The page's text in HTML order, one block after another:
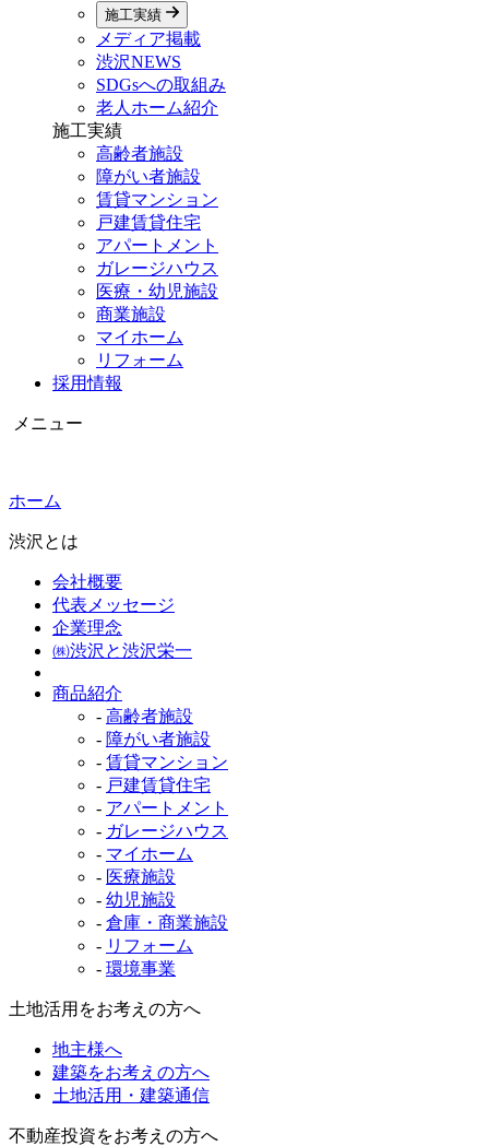
施工実績
メディア掲載
渋沢NEWS
SDGsへの取組み
老人ホーム紹介
施工実績
高齢者施設
障がい者施設
賃貸マンション
戸建賃貸住宅
アパートメント
ガレージハウス
医療・幼児施設
商業施設
マイホーム
リフォーム
採用情報
メニュー
ホーム
渋沢とは
会社概要
代表メッセージ
企業理念
㈱渋沢と渋沢栄一
商品紹介
- 高齢者施設
- 障がい者施設
- 賃貸マンション
- 戸建賃貸住宅
- アパートメント
- ガレージハウス
- マイホーム
- 医療施設
- 幼児施設
- 倉庫・商業施設
- リフォーム
- 環境事業
土地活用をお考えの方へ
地主様へ
建築をお考えの方へ
土地活用・建築通信
不動産投資をお考えの方へ